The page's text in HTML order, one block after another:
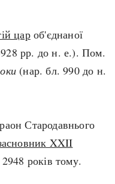
цароб'єднаної
рр. до н. е.). Пом.
(нар. бл. 990 до н.
Стародавнього
XXII
років тому.